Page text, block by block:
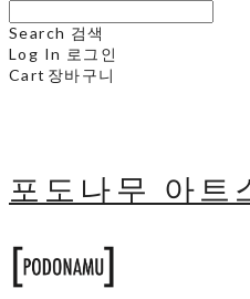
Search 검색
Log In 로그인
Cart 장바구니
포도나무 아트